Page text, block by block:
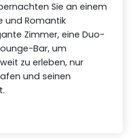
Sie an einem
und Romantik
Zimmer, eine Duo-
Bar, um
zu erleben, nur
und seinen